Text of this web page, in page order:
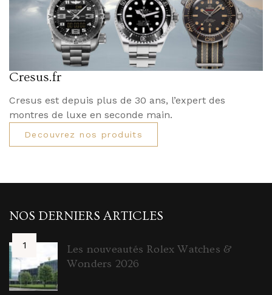
Cresus.fr
Cresus est depuis plus de 30 ans, l’expert des
montres de luxe en seconde main.
Decouvrez nos produits
NOS DERNIERS ARTICLES
Les nouveautés Rolex Watches &
Wonders 2026